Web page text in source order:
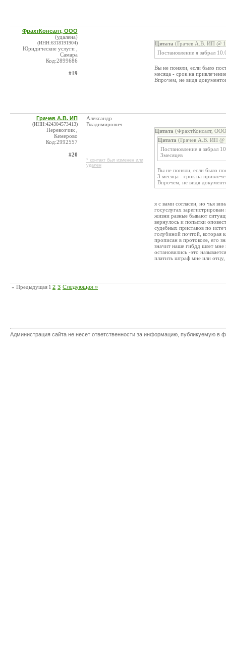
ФрахтКонсалт, ООО
(удалена)
(ИНН:6318191904)
Юридические услуги ,
Самара
Код:2899686
#19
Цитата (Грачев А.В. ИП @
Постановление я забрал
Вы не поняли, если было
месяца - срок на
Впрочем, не видя
Грачев А.В. ИП
(ИНН:424304573413)
Перевозчик ,
Кемерово
Код:2992557
#20
Александр
Владимирович
* контакт был изменен или
удален
Цитата (ФрахтКонсалт,
Цитата (Грачев А.В. ИП @
Постановление я забрал
3месяцев
Вы не поняли, если было
3 месяца - срок на
Впрочем, не видя
я с вами согласен, но чья
госуслугах
жизни разные бывают
вернулось и попытки
судебных приставов по
голубиной почтой, которая
прописан в протоколе, его
значит наше гибдд шлет мне
остановились -это
платить штраф мне или
« Предыдущая 1 2 3 Следующая »
Администрация сайта не несет ответственности за информацию, публикуемую